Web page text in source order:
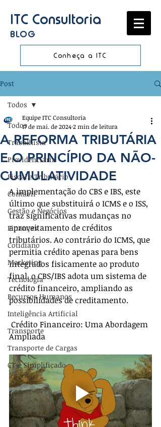
ITC Consultoria
BLOG
Conheça a ITC
Post
Todos
Trabalhista
Previdenciária
Fiscal e Tributário
Contábil
Gestão e Negócios
Finanças
Cotidiano
Marketing
Tecnologia
Recursos Humanos
Inteligência Artificial
Transporte
Transporte de Cargas
CT-e Simplificado
Todos
A REFORMA TRIBUTÁRIA
E O PRINCÍPIO DA NÃO-
CUMULATIVIDADE
Equipe ITC Consultoria
17 de mai. de 20242 min de leitura
A implementação do CBS e IBS, este
último que substituirá o ICMS e o ISS,
traz significativas mudanças no
aproveitamento de créditos
tributários. Ao contrário do ICMS, que
permitia crédito apenas para bens
integrados fisicamente ao produto
final, o CBS/IBS adota um sistema de
crédito financeiro, ampliando as
possibilidades de creditamento.
Ampliada